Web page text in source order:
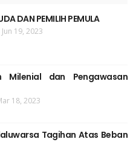
DAN PEMILIH PEMULA
Jun 19, 2023
Milenial dan Pengawasan
18, 2023
Tagihan Atas Beban